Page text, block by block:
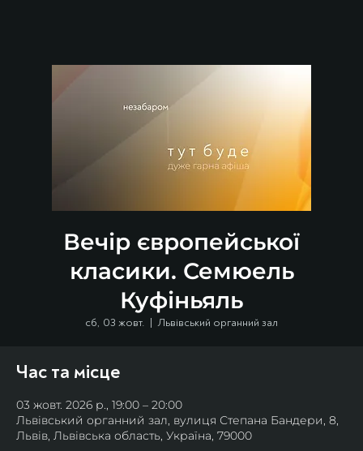
Вечір європейської
класики. Семюель
Куфіньяль
сб, 03 жовт.
  |
Львівський органний зал
Час та місце
03 жовт. 2026 р., 19:00 – 20:00
Львівський органний зал, вулиця Степана Бандери, 8,
Львів, Львівська область, Україна, 79000